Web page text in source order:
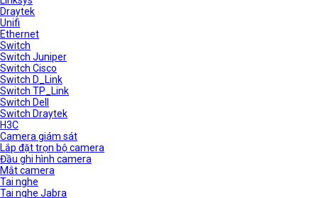
Draytek
Unifi
Ethernet
Switch
Switch Juniper
Switch Cisco
Switch D_Link
Switch TP_Link
Switch Dell
Switch Draytek
H3C
Camera giám sát
Lắp đặt trọn bộ camera
Đầu ghi hình camera
Mắt camera
Tai nghe
Tai nghe Jabra